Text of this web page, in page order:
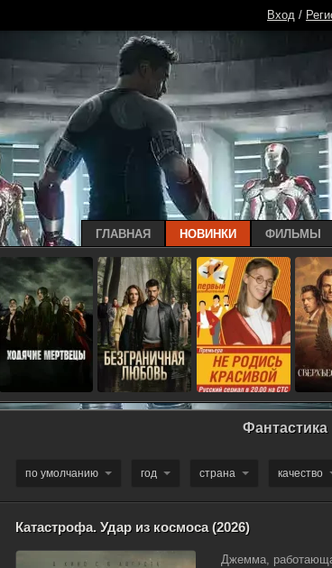
Фантастика
по умолчанию год страна качество
Катастрофа. Удар из космоса (2026)
Джемма,
Вход /
ГЛАВНАЯ НОВИНКИ ФИЛЬМЫ